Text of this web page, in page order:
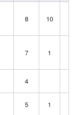
8 10
7 1
4
5 1